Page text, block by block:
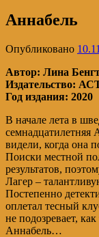
Аннабель
Опубликовано
Автор: Лина
Издательство:
Год издания: 2020
В начале лета в
семнадцатилетняя
видели, когда она
Поиски местной
результатов,
Лагер –
Постепенно
оплетал тесный
не подозревает,
Аннабель…